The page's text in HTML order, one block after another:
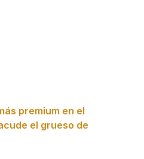
premium en el
el grueso de